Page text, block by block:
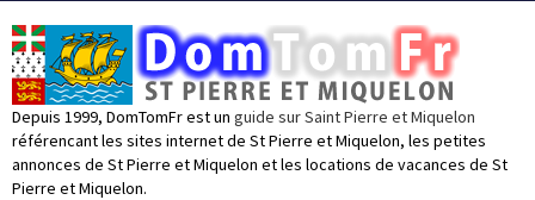
Depuis 1999, DomTomFr est un guide sur Saint Pierre et Miquelon
référencant les sites internet de St Pierre et Miquelon, les petites
annonces de St Pierre et Miquelon et les locations de vacances de St
Pierre et Miquelon.